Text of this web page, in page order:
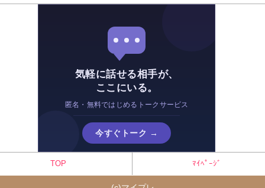
気軽に話せる相手が、
ここにいる。
匿名・無料ではじめるトークサービス
今すぐトーク →
TOP ﾏｲﾍﾟｰｼﾞ